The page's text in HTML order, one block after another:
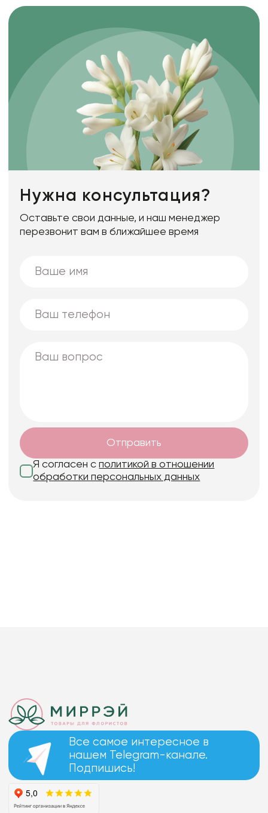
Нужна консультация?
Оставьте свои данные, и наш менеджер
перезвонит вам в ближайшее время
Отправить
Я согласен сполитикой в отношении
обработки персональных данных
Все самое интересное в
нашем Telegram-канале.
Подпишись!